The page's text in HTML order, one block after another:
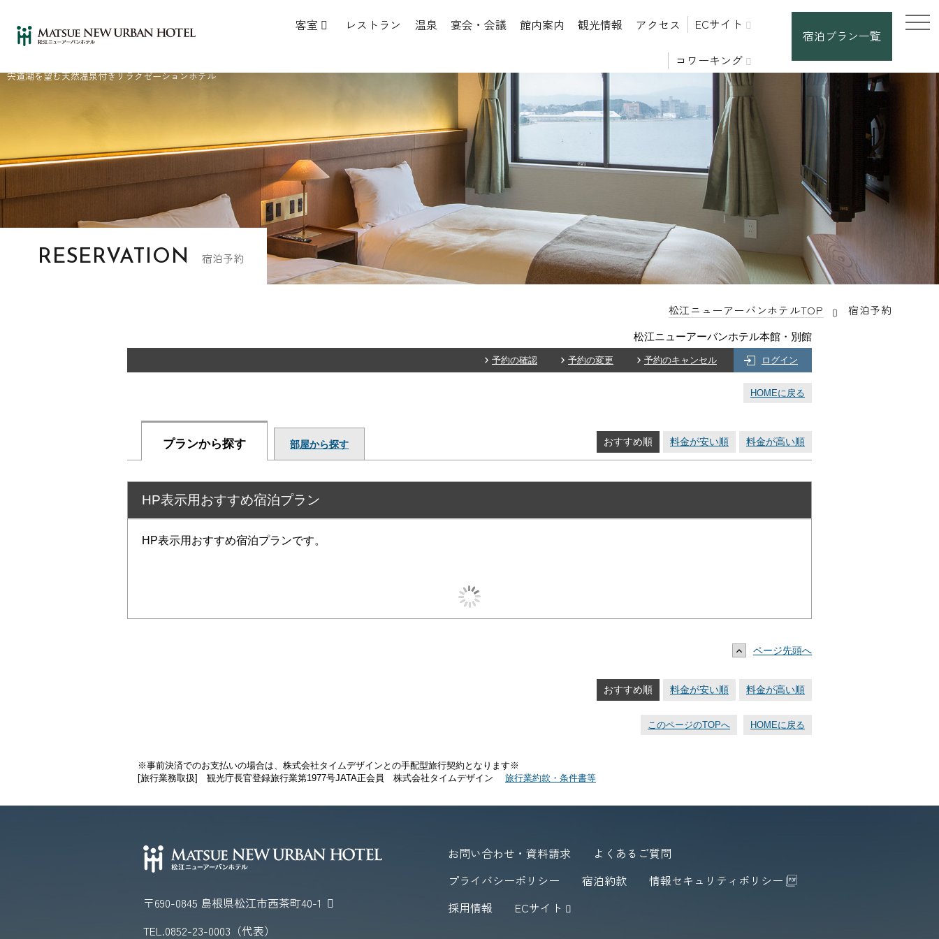
宍道湖を望む天然温泉付きリラクゼーションホテル
客室 レストラン 温泉 宴会・会議 館内案内 観光情報 アクセス ECサイト
コワーキング
宿泊プラン一覧
RESERVATION 宿泊予約
松江ニューアーバンホテルTOP 宿泊予約
松江ニューアーバンホテル本館・別館
予約の確認 予約の変更 予約のキャンセル ログイン
HOMEに戻る
プランから探す 部屋から探す おすすめ順 料金が安い順 料金が高い順
HP表示用おすすめ宿泊プラン
HP表示用おすすめ宿泊プランです。
ページ先頭へ
おすすめ順 料金が安い順 料金が高い順
このページのTOPへ HOMEに戻る
※事前決済でのお支払いの場合は、株式会社タイムデザインとの手配型旅行契約となります※
[旅行業務取扱] 観光庁長官登録旅行業第1977号JATA正会員 株式会社タイムデザイン 旅行業約款・条件書等
〒690-0845 島根県松江市西茶町40-1
TEL.0852-23-0003 （代表）
お問い合わせ・資料請求
よくあるご質問
プライバシーポリシー
宿泊約款
情報セキュリティポリシー
採用情報
ECサイト